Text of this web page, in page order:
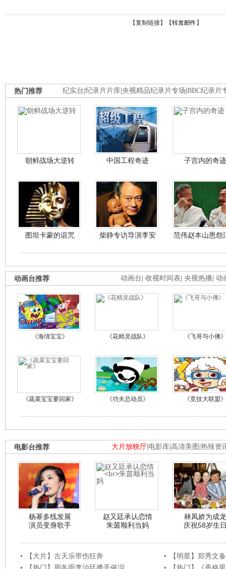
【复制链接】【转发邮件 】
纪实台 纪录片片库 央视精品纪录片专场 BBC纪录片
热门推荐
朝鲜战场大逆转 中国工程奇迹 子宫内的奇迹
图坦卡蒙的诅咒 柴静专访导演李安 范伟赵本山恩怨
动画台 收视时间表 央视热播 动
动画台推荐
《海绵宝宝》 《花精灵战队》 《飞哥与小佛》
《蔬菜宝宝要回家》 《功夫总动员》 《竞技大联盟》
大片放映厅 电影库 高清美图 热辣资
电影台推荐
杨幂多线发展
演员变身歌手
赵又廷承认恋情
朱茵顺利当妈
林凤娇为成龙
庆祝58岁生
【大片】古天乐带伤狂奔
【明星】郑秀文